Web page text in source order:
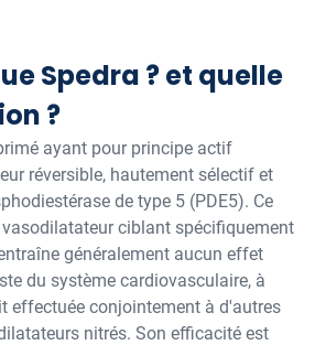
Spedra ? et quelle
?
ayant pour principe actif
réversible, hautement sélectif et
de type 5 (PDE5). Ce
ciblant spécifiquement
généralement aucun effet
du système cardiovasculaire, à
effectuée conjointement à d'autres
nitrés. Son efficacité est